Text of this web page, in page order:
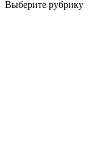
Выберите рубрику